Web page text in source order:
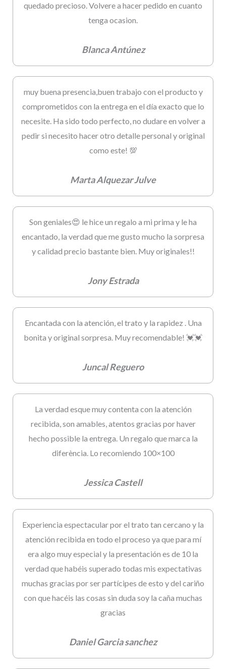
quedado precioso. Volvere a hacer pedido en cuanto
tenga ocasion.
Blanca Antúnez
muy buena presencia,buen trabajo con el producto y
comprometidos con la entrega en el día exacto que lo
necesite. Ha sido todo perfecto, no dudare en volver a
pedir si necesito hacer otro detalle personal y original
como este! 💯
Marta Alquezar Julve
Son geniales😍 le hice un regalo a mi prima y le ha
encantado, la verdad que me gusto mucho la sorpresa
y calidad precio bastante bien. Muy originales!!
Jony Estrada
Encantada con la atención, el trato y la rapidez . Una
bonita y original sorpresa. Muy recomendable! 💓💓
Juncal Reguero
La verdad esque muy contenta con la atención
recibida, son amables, atentos gracias por haver
hecho possible la entrega. Un regalo que marca la
diferència. Lo recomiendo 100×100
Jessica Castell
Experiencia espectacular por el trato tan cercano y la
atención recibida en todo el proceso ya que para mí
era algo muy especial y la presentación es de 10 la
verdad que habéis superado todas mis expectativas
muchas gracias por ser partícipes de esto y del cariño
con que hacéis las cosas sin duda soy la caña muchas
gracias
Daniel Garcia sanchez